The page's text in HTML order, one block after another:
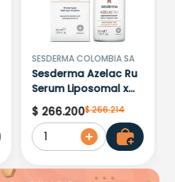
SESDERMA COLOMBIA SA
Sesderma Azelac Ru
Serum Liposomal x
30ml
$ 266.200$266.214
1